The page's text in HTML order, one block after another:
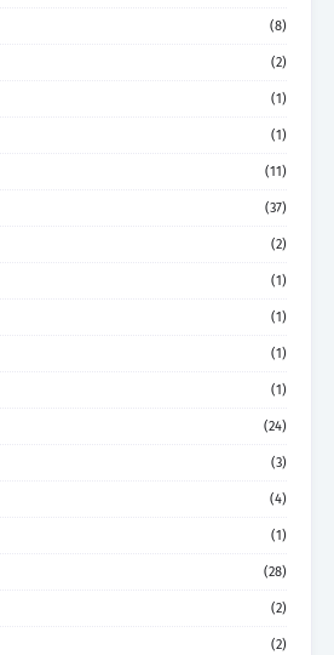
(8)
(2)
(1)
(1)
(11)
(37)
(2)
(1)
(1)
(1)
(1)
(24)
(3)
(4)
(1)
(28)
(2)
(2)